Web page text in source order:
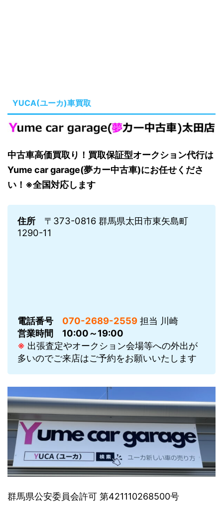
YUCA(ユーカ)車買取
中古車高価買取り！買取保証型オークション代行は
Yume car garage(夢カー中古車)にお任せくださ
い！※全国対応します
住所 〒373-0816 群馬県太田市東矢島町
1290-11
電話番号 070-2689-2559 担当 川崎
営業時間
10:00～19:00
※ 出張査定やオークション会場等への外出が
多いのでご来店はご予約をお願いいたします
群馬県公安委員会許可 第421110268500号